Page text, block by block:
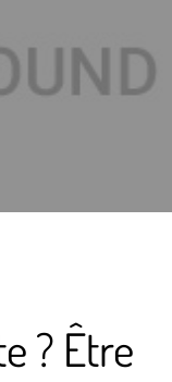
? Être